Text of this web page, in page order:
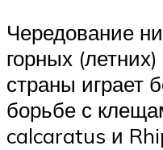
Чередование
горных
страны играет
борьбе с
calcaratus и